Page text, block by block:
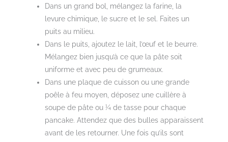
Dans un grand bol, mélangez la farine, la
levure chimique, le sucre et le sel. Faites un
puits au milieu.
Dans le puits, ajoutez le lait, l’œuf et le beurre.
Mélangez bien jusqu’à ce que la pâte soit
uniforme et avec peu de grumeaux.
Dans une plaque de cuisson ou une grande
poêle à feu moyen, déposez une cuillère à
soupe de pâte ou ¼ de tasse pour chaque
pancake. Attendez que des bulles apparaissent
avant de les retourner. Une fois qu’ils sont